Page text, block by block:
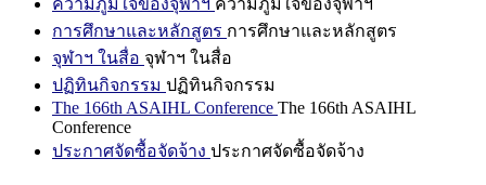
ความภูมิใจของจุฬาฯ ความภูมิใจของจุฬาฯ
การศึกษาและหลักสูตร การศึกษาและหลักสูตร
จุฬาฯ ในสื่อ จุฬาฯ ในสื่อ
ปฏิทินกิจกรรม ปฏิทินกิจกรรม
The 166th ASAIHL Conference The 166th ASAIHL
Conference
ประกาศจัดซื้อจัดจ้าง ประกาศจัดซื้อจัดจ้าง